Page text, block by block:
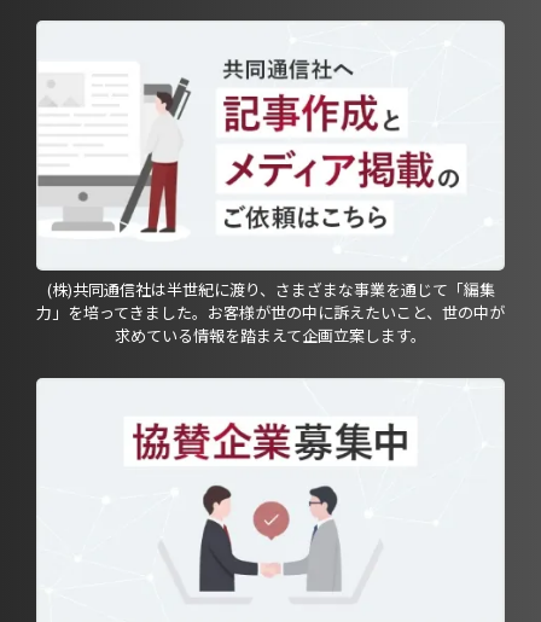
(株)共同通信社は半世紀に渡り、さまざまな事業を通じて「編集
力」を培ってきました。お客様が世の中に訴えたいこと、世の中が
求めている情報を踏まえて企画立案します。